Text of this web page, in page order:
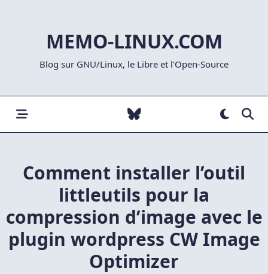
MEMO-LINUX.COM
Blog sur GNU/Linux, le Libre et l'Open-Source
Comment installer l’outil
littleutils pour la
compression d’image avec le
plugin wordpress CW Image
Optimizer